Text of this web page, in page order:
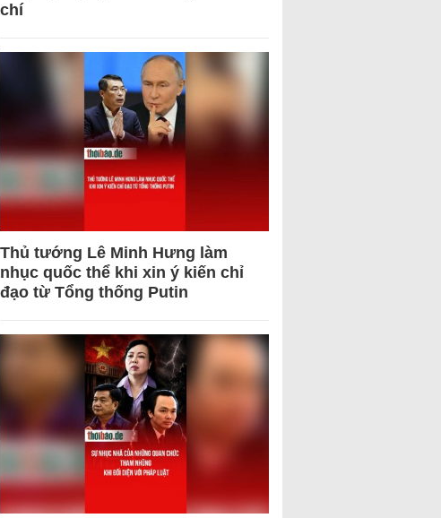
chí
Thủ tướng Lê Minh Hưng làm
nhục quốc thể khi xin ý kiến chỉ
đạo từ Tổng thống Putin